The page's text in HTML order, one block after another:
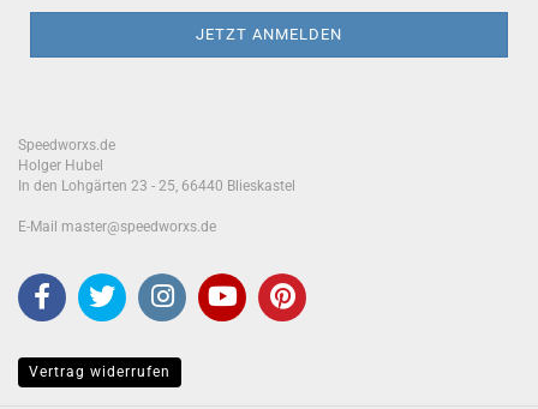
Speedworxs.de
Holger Hubel
In den Lohgärten 23 - 25, 66440 Blieskastel
E-Mail master@speedworxs.de
Vertrag widerrufen